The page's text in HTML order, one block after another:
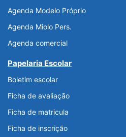
Agenda Modelo Próprio
Agenda Miolo Pers.
Agenda comercial
Papelaria Escolar
Boletim escolar
Ficha de avaliação
Ficha de matricula
Ficha de inscrição